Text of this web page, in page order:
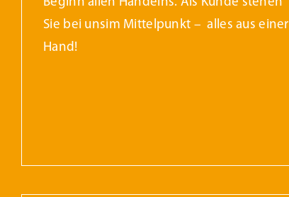
Sie bei unsim Mittelpunkt – alles aus einer
Hand!